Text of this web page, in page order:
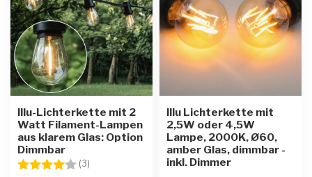
Illu-Lichterkette mit 2
Watt Filament-Lampen
aus klarem Glas: Option
Dimmbar
Bewertung:
(3) 4.0 von 5 Sternen
Illu Lichterkette mit
2,5W oder 4,5W
Lampe, 2000K, Ø60,
amber Glas, dimmbar -
inkl. Dimmer